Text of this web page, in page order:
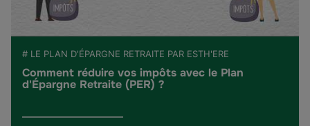
# LE PLAN D'ÉPARGNE RETRAITE PAR ESTH'ERE
Comment réduire vos impôts avec le Plan
d'Épargne Retraite (PER) ?